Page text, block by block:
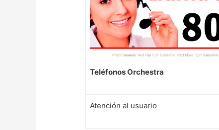
Teléfonos Orchestra
Atención al usuario